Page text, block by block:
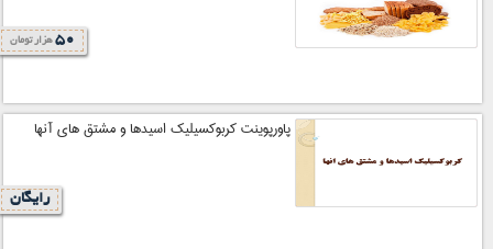
50 هزار تومان
پاورپوینت کربوکسیلیک اسیدها و مشتق های آنها
رایگان